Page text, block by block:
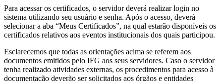
Para acessar os certificados, o servidor deverá realizar login no
sistema utilizando seu usuário e senha. Após o acesso, deverá
selecionar a aba “Meus Certificados”, na qual estarão disponíveis os
certificados relativos aos eventos institucionais dos quais participou.
Esclarecemos que todas as orientações acima se referem aos
documentos emitidos pelo IFG aos seus servidores. Caso o servidor
tenha realizado atividades externas, os procedimentos para acesso à
documentação deverão ser solicitados aos órgãos e entidades